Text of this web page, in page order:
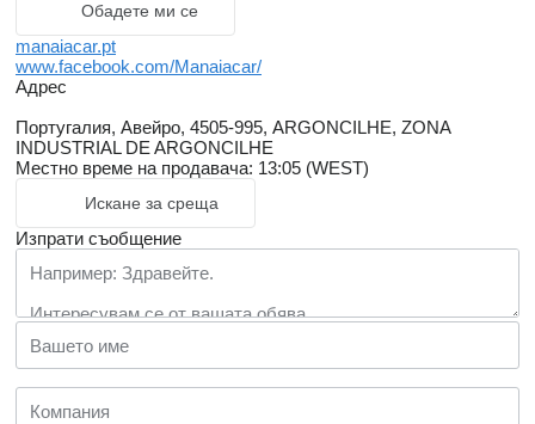
Обадете ми се
manaiacar.pt
www.facebook.com/Manaiacar/
Адрес
Португалия, Авейро, 4505-995, ARGONCILHE, ZONA
INDUSTRIAL DE ARGONCILHE
Местно време на продавача: 13:05 (WEST)
Искане за среща
Изпрати съобщение